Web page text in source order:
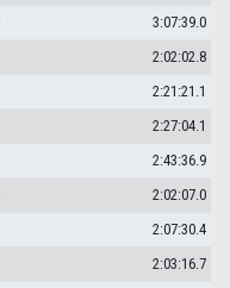
3:07:39.0
2:02:02.8
2:21:21.1
2:27:04.1
2:43:36.9
2:02:07.0
2:07:30.4
2:03:16.7